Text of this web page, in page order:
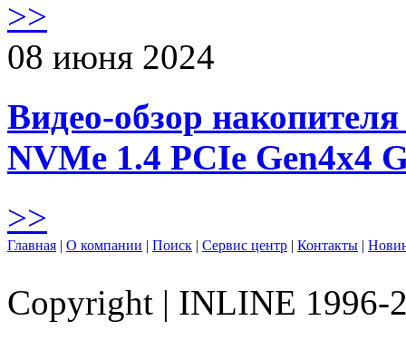
>>
08 июня 2024
Видео-обзор
NVMe 1.4 PCIe Gen4х4
>>
Главная | О компании | Поиск | Сервис центр | Контакты |
Copyright | INLINE 1996-